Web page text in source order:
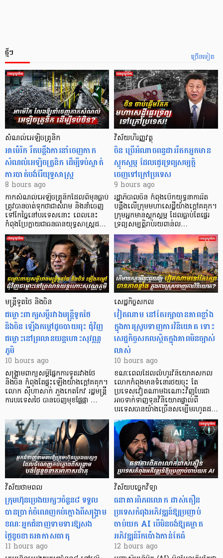
ច្រើនទៀត
ថ្មីៗ
សំណល់អេឡិចត្រូនិក
អាម៉េរិក រឹតបន្តឹងការនាំចេញកាក
សំណល់អេឡិចត្រូនិក ដើម្បីទប់ស្កាត់
ការបាត់បង់រ៉ែយុទ្ធសាស្ត្រ
8 hours ago
កាក​សំណល់​អេឡិច​ត្រូនិកដែល​ពីមុនធ្លាប់​
ត្រូវបានចាត់ទុកថាជាសំរាម និងនាំចេញ
ទៅកែច្នៃនៅបរទេស​នោះ ពេលនេះ
កំពុងប្រែក្លាយជាធនធានយុទ្ធសាស្ត្រដ…
វិស័យហិរញ្ញវត្ថុ
ចិន ប្រើ​អំណាចពន្ធដាររឹតកអ្នកមាន
ស្ដុកស្ដម្ភ ដែលផ្ទេរទ្រព្យសម្បត្តិ
ចេញទៅក្រៅប្រទេស
9 hours ago
រដ្ឋាភិបាលចិន កំពុងបើកយុទ្ធនាការរឹត
បន្តឹងលើក្រុមមហាសេដ្ឋី​យ៉ាង​ក្ដៅគគុក។
​ក្រុមអ្នកមានស្ដុកស្ដម្ភ ដែល​ធ្លាប់​តែផ្ទេរ
ទ្រព្យសម្បត្តិរាប់រយពាន់ល…
មន្ត្រីទូតថៃ និងចិន
ជម្លោះពាក្យសម្តីរវាងមន្ត្រីទូតថៃ
និងចិន ឡើងកម្ដៅដូចបាយពុះ ជុំវិញ
ជម្លោះនៅព្រលានយន្តហោះសុវណ្ណ
ភូមិ
10 hours ago
សង្គ្រាមពាក្យសម្តីផ្នែកការទូតរវាងថៃ
និងចិន កំពុងតែផ្ទុះឡើងយ៉ាងក្តៅគគុក។
លោក ស៊ីហាសាក់ ភួងកេតកែវ រដ្ឋមន្ត្រី
ការបរទេសថៃ បានចេញមុខផ្លែផ្កា …
សេដ្ឋកិច្ចសកល
វៀតណាម នៅតែរក្សាបានភាពខ្លាំង
ក្នុងការស្រូបទាញការវិនិយោគ​ ទោះ
សេដ្ឋកិច្ចសកលស្ថិតក្នុងភាពមិនច្បាស់
លាស់
10 hours ago
ខណៈពេលដែលលំហូរវិនិយោគសកល
លោកកំពុងមានទំនោរថយចុះ តែ
ប្រទេសវៀតណាមឯណោះវិញបែរជា
អាចទាក់ទាញទុនវិនិយោគផ្ទាល់ពី
បរទេសបានយ៉ាងច្រើនសម្បើមរហូតដ…
វិស័យថាមពល
ក្រុមហ៊ុនប្រេងយក្សៗចំនួន៨ ទទួល
បានប្រាក់ចំណេញកប់ក្តោងពីសង្គ្រាម
ខណៈអ្នកជំនាញទាមទារឱ្យសង
ថ្លៃខូចខាតអាកាសធាតុ
11 hours ago
វិស័យបច្ចេកវិទ្យា
ធនាគារពិភពលោក ដាស់តឿន
ប្រទេសកំពុងអភិវឌ្ឍន៍ឱ្យប្រញាប់
ចាប់យក AI បើមិនចង់ឱ្យគម្លាត
អភិវឌ្ឍន៍រីកប៉ោងកាន់តែធំ
12 hours ago